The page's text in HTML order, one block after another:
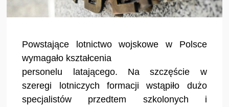
Powstające lotnictwo wojskowe w Polsce
wymagało kształcenia
personelu latającego. Na szczęście w
szeregi lotniczych formacji wstąpiło dużo
specjalistów przedtem szkolonych i